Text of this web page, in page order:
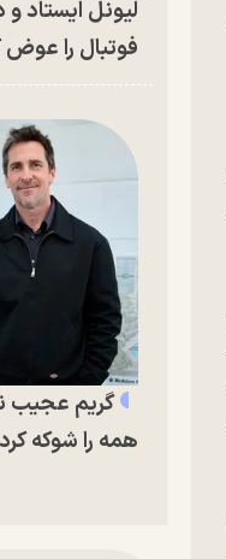
لیونل ایستاد
فوتبال را عوض
گریم عجیب
همه را شوکه کرد